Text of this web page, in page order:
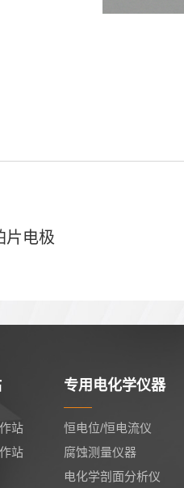
片电极
站
站
专用电化学仪器
恒电位/恒电流仪
腐蚀测量仪器
电化学剖面分析仪